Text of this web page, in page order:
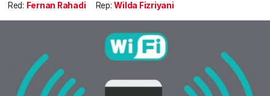
Red: Fernan Rahadi Rep: Wilda Fizriyani